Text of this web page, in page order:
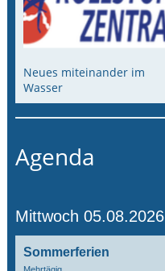
Neues miteinander im
Wasser
Agenda
Mittwoch 05.08.2026
Sommerferien